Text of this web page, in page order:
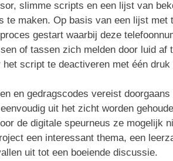
slimme scripts en een lijst van
te maken. Op basis van een lijst
gestart waarbij deze
of tassen zich melden door luid af
script te deactiveren met één druk
en gedragscodes vereist
uit het zicht worden
de digitale speurneus ze mogelijk
een interessant thema, een
uit tot een boeiende discussie.